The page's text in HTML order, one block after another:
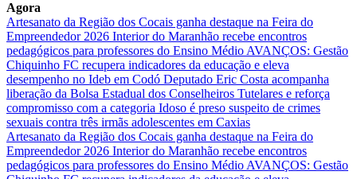
Agora
Artesanato da Região dos Cocais ganha destaque na Feira do
Empreendedor 2026 Interior do Maranhão recebe encontros
pedagógicos para professores do Ensino Médio AVANÇOS: Gestão
Chiquinho FC recupera indicadores da educação e eleva
desempenho no Ideb em Codó Deputado Eric Costa acompanha
liberação da Bolsa Estadual dos Conselheiros Tutelares e reforça
compromisso com a categoria Idoso é preso suspeito de crimes
sexuais contra três irmãs adolescentes em Caxias
Artesanato da Região dos Cocais ganha destaque na Feira do
Empreendedor 2026 Interior do Maranhão recebe encontros
pedagógicos para professores do Ensino Médio AVANÇOS: Gestão